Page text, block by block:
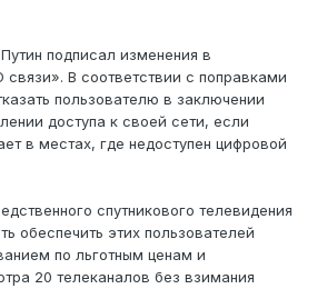
подписал изменения в
В соответствии с поправками
пользователю в заключении
доступа к своей сети, если
в местах, где недоступен цифровой
спутникового телевидения
обеспечить этих пользователей
по льготным ценам и
20 телеканалов без взимания